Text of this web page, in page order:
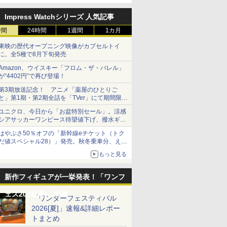
Impress Watchシリーズ 人気記事
24時間 1週間 1カ月
映の歴代オープニング映像がカプセルトイ
。全5種で8月下旬発売
、ウイスキー「フロム・ザ・バレル」
“4402円”で再び登場！
3期放送記念！ アニメ「薬屋のひとりご
」第1期・第2期全話を「TVer」にて期間限定
順次無料配信開始
ニクロ、今日から「お盆特別セール」。涼感
アサッカーワンピース待望値下げ、撥水ギア
ョーツは1990円に
やぶさ50％オフの「新幹線eチケット（トク
値スペシャル28）」発売。秋冬乗車分、えき
もっと見る
新作フィギュアが一挙発表！「ワンフ
ェス2026[夏]」特集「ワンダーフェスティバル
2026[夏]」速報&詳細レポー
トまとめ